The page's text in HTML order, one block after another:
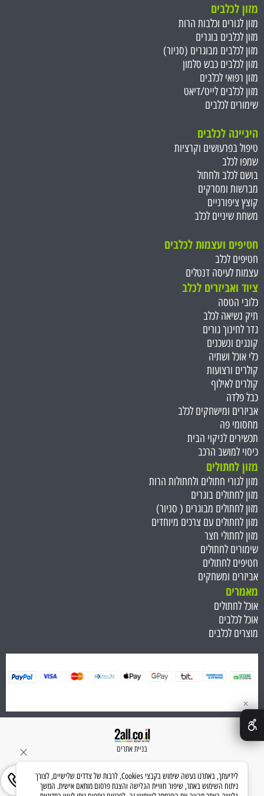
מזון לכלבים
מזון לגורים וכלבות הרות
מזון לכלבים בוגרים
מזון לכלבים מבוגרים (סניור)
מזון לכלבים כבש סלמון
מזון רפואי לכלבים
מזון לכלבים לייט/דיאט
שימורים לכלבים
היגיינה לכלבים
טיפול בפרעושים וקרציות
שמפו לכלב
בושם לכלב ולחתול
מברשות ומסרקים
קוצץ ציפורניים
משחת שיניים לכלב
חטיפים ועצמות לכלבים
חטיפים לכלב
עצמות לעיסה דנטלים
ציוד ואביזרים לכלב
כלובי הטסה
תיק נשיאה לכלב
גדר לחינוך גורים
קונגים ונשכנים
כלי אוכל ושתיה
קולרים ורצועות
קולרים לאילוף
כבל פלדה
אביזרים ומישחקים לכלב
מחסומי פה
תכשירים לניקוי הבית
כיסוי למושב הרכב
מזון לחתולים
מזון לגורי חתולים ולחתולות הרות
מזון לחתולים בוגרים
מזון לחתולים מבוגרים ( סניור)
מזון לחתולים עם צרכים מיוחדים
מזון לחתולי חצר
שימורים לחתולים
חטיפים לחתולים
אביזרים ומשחקים
מאמרים
אוכל לחתולים
אוכל לכלבים
מוצרים לכלבים
בניית אתרים
✕
לידיעתך, באתרנו נעשה שימוש בקבצי Cookies, לרבות של צדדים שלישיים, לצורך
ניתוח השימוש באתר, שיפור חוויית הגלישה והצגת פרסום מותאם אישית. המשך